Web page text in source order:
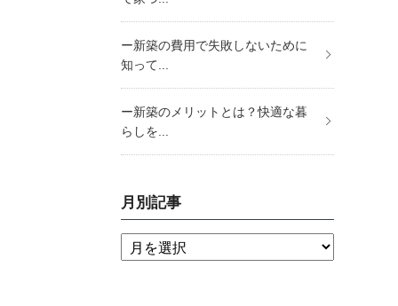
ー新築の費用で失敗しないために
知って...
ー新築のメリットとは？快適な暮
らしを...
月別記事